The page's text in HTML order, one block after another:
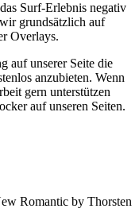
Surf-Erlebnis negativ
grundsätzlich auf
Overlays.
auf unserer Seite die
anzubieten. Wenn
gern unterstützen
auf unseren Seiten.
Romantic by Thorsten